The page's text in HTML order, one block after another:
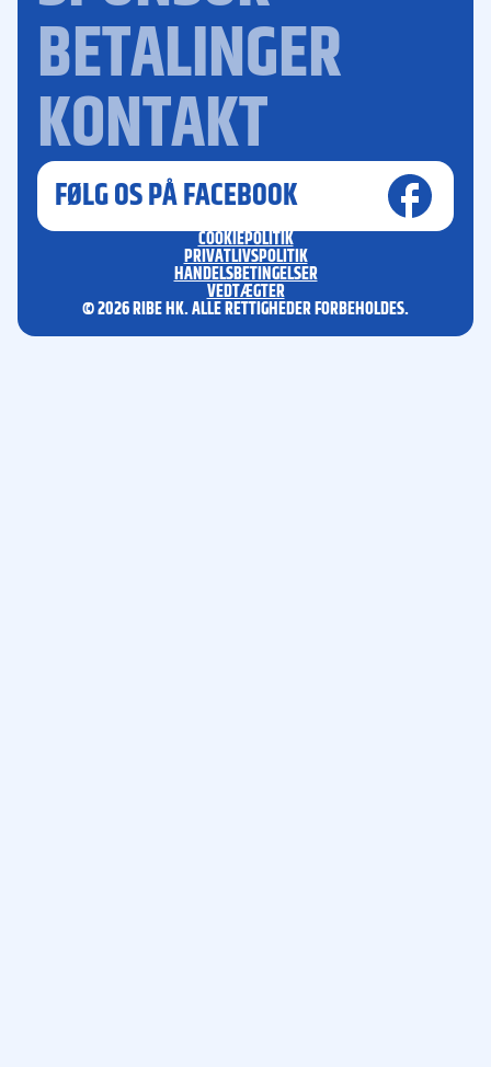
BETALINGER
KONTAKT
FØLG OS PÅ FACEBOOK
© 2026 RIBE HK. ALLE RETTIGHEDER FORBEHOLDES.
COOKIEPOLITIK
PRIVATLIVSPOLITIK
HANDELSBETINGELSER
VEDTÆGTER